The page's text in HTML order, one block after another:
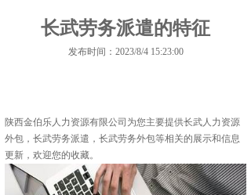
长武劳务派遣的特征
发布时间：2023/8/4 15:23:00
陕西金伯乐人力资源有限公司为您主要提供长武人力资源
外包 ，长武劳务派遣，长武劳务外包等相关的展示和信息
更新，欢迎您的收藏。